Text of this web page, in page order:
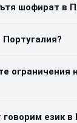
шофират в
ограничения
език в